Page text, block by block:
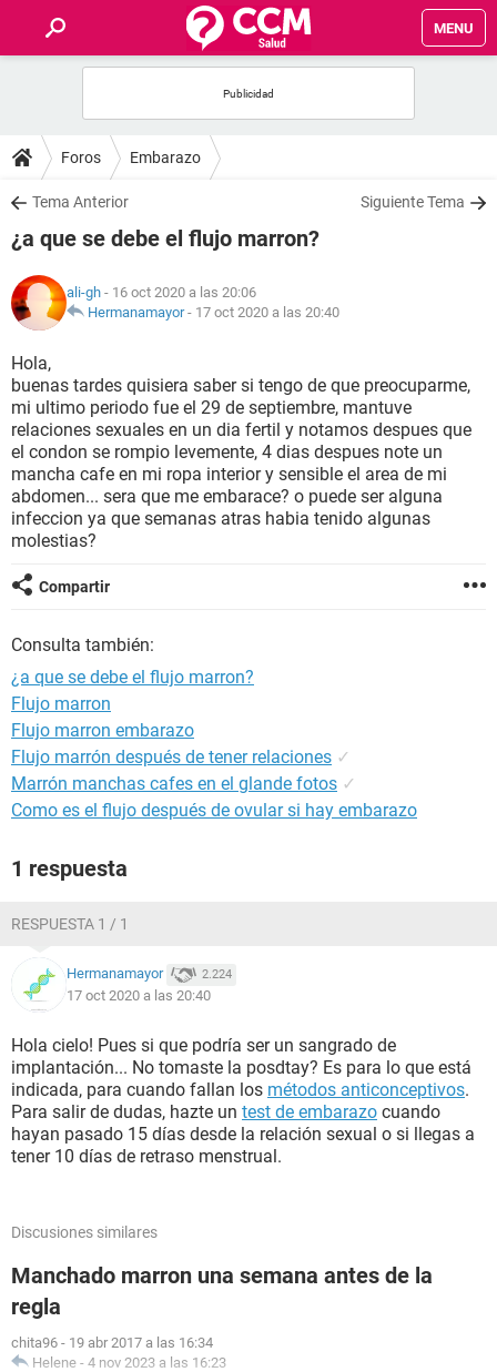
MENU
FOROS
SALUD
FAMILIA
NUTRICIÓN
BIENESTAR
SEXUALIDAD
GLOSARIO
Foros Embarazo
Tema Anterior Siguiente Tema
¿a que se debe el flujo marron?
ali-gh - 16 oct 2020 a las 20:06
Hermanamayor- 17 oct 2020 a las 20:40
Hola,
buenas tardes quisiera saber si tengo de que preocuparme,
mi ultimo periodo fue el 29 de septiembre, mantuve
relaciones sexuales en un dia fertil y notamos despues que
el condon se rompio levemente, 4 dias despues note un
mancha cafe en mi ropa interior y sensible el area de mi
abdomen... sera que me embarace? o puede ser alguna
infeccion ya que semanas atras habia tenido algunas
molestias?
Compartir
Consulta también:
¿a que se debe el flujo marron?
Flujo marron
Flujo marron embarazo
Flujo marrón después de tener relaciones ✓
Marrón manchas cafes en el glande fotos ✓
Como es el flujo después de ovular si hay embarazo
1 respuesta
RESPUESTA 1 / 1
Hermanamayor 2.224
17 oct 2020 a las 20:40
Hola cielo! Pues si que podría ser un sangrado de
implantación... No tomaste la posdtay? Es para lo que está
indicada, para cuando fallan los métodos anticonceptivos.
Para salir de dudas, hazte un test de embarazo cuando
hayan pasado 15 días desde la relación sexual o si llegas a
tener 10 días de retraso menstrual.
Discusiones similares
Manchado marron una semana antes de la
regla
chita96 - 19 abr 2017 a las 16:34
Helene - 4 nov 2023 a las 16:23